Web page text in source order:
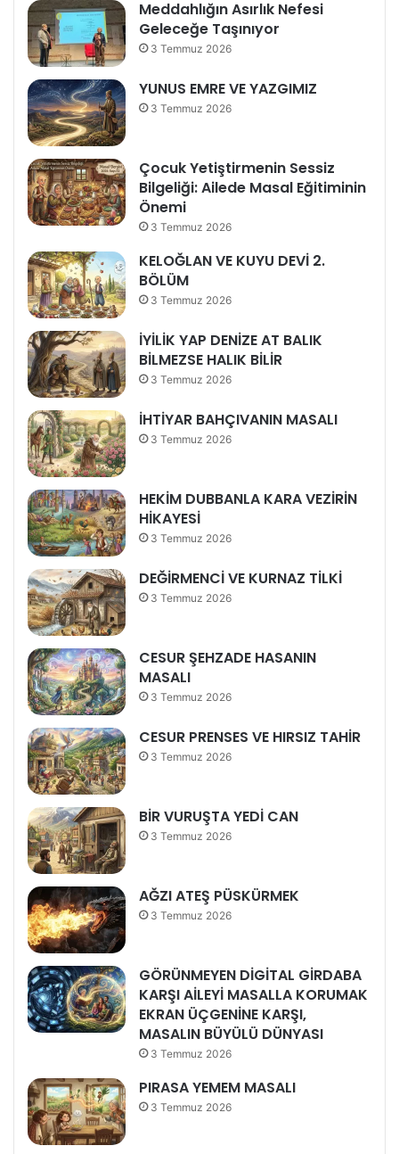
Meddahlığın Asırlık Nefesi
Geleceğe Taşınıyor
3 Temmuz 2026
YUNUS EMRE VE YAZGIMIZ
3 Temmuz 2026
Çocuk Yetiştirmenin Sessiz
Bilgeliği: Ailede Masal Eğitiminin
Önemi
3 Temmuz 2026
KELOĞLAN VE KUYU DEVİ 2.
BÖLÜM
3 Temmuz 2026
İYİLİK YAP DENİZE AT BALIK
BİLMEZSE HALIK BİLİR
3 Temmuz 2026
İHTİYAR BAHÇIVANIN MASALI
3 Temmuz 2026
HEKİM DUBBANLA KARA VEZİRİN
HİKAYESİ
3 Temmuz 2026
DEĞİRMENCİ VE KURNAZ TİLKİ
3 Temmuz 2026
CESUR ŞEHZADE HASANIN
MASALI
3 Temmuz 2026
CESUR PRENSES VE HIRSIZ TAHİR
3 Temmuz 2026
BİR VURUŞTA YEDİ CAN
3 Temmuz 2026
AĞZI ATEŞ PÜSKÜRMEK
3 Temmuz 2026
GÖRÜNMEYEN DİGİTAL GİRDABA
KARŞI AİLEYİ MASALLA KORUMAK
EKRAN ÜÇGENİNE KARŞI,
MASALIN BÜYÜLÜ DÜNYASI
3 Temmuz 2026
PIRASA YEMEM MASALI
3 Temmuz 2026